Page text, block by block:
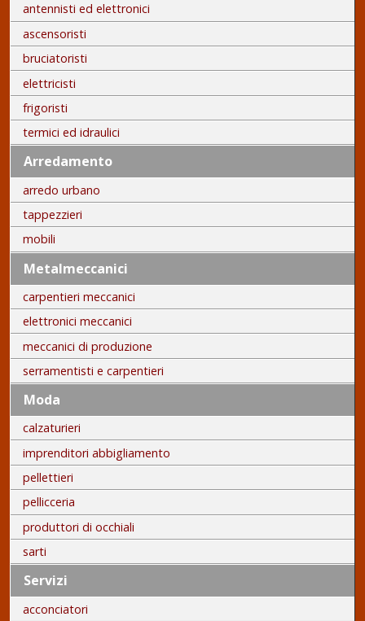
antennisti ed elettronici
ascensoristi
bruciatoristi
elettricisti
frigoristi
termici ed idraulici
Arredamento
arredo urbano
tappezzieri
mobili
Metalmeccanici
carpentieri meccanici
elettronici meccanici
meccanici di produzione
serramentisti e carpentieri
Moda
calzaturieri
imprenditori abbigliamento
pellettieri
pellicceria
produttori di occhiali
sarti
Servizi
acconciatori